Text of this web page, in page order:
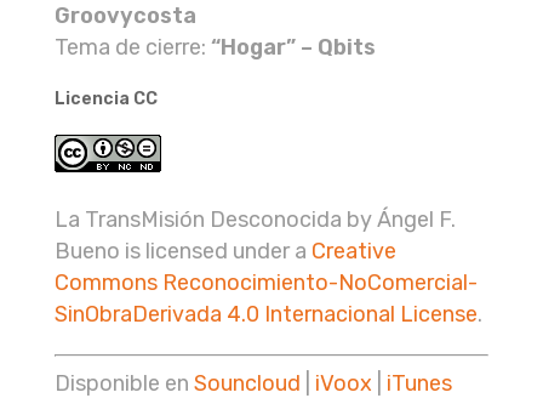
Groovycosta
Tema de cierre: “Hogar” – Qbits
Licencia CC
La TransMisión Desconocida by Ángel F.
Bueno is licensed under a Creative
Commons Reconocimiento-NoComercial-
SinObraDerivada 4.0 Internacional License.
Disponible en Souncloud iVoox iTunes